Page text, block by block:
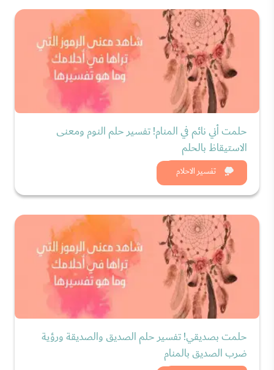
تفسير الاحلام
حلمت أني نائم في المنام! تفسير حلم النوم ومعنى
الاستيقاظ بالحلم
شاهد الان
حلمت بصديقي! تفسير حلم الصديق والصديقة ورؤية
ضرب الصديق بالمنام